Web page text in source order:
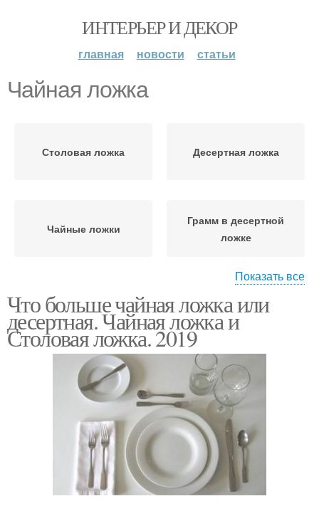
ИНТЕРЬЕР И ДЕКОР
главная новости статьи
Чайная ложка
Столовая ложка Десертная ложка
Чайные ложки
Грамм в десертной
ложке
Ложка в санкт-
петербурге
Показать все
Что больше чайная ложка или
десертная. Чайная ложка и
Столовая ложка. 2019